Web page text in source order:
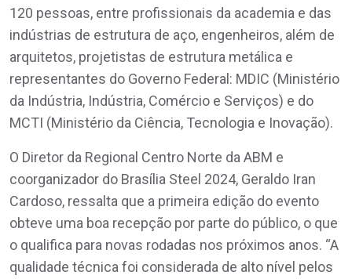
120 pessoas, entre profissionais da academia e das
indústrias de estrutura de aço, engenheiros, além de
arquitetos, projetistas de estrutura metálica e
representantes do Governo Federal: MDIC (Ministério
da Indústria, Indústria, Comércio e Serviços) e do
MCTI (Ministério da Ciência, Tecnologia e Inovação).
O Diretor da Regional Centro Norte da ABM e
coorganizador do Brasília Steel 2024, Geraldo Iran
Cardoso, ressalta que a primeira edição do evento
obteve uma boa recepção por parte do público, o que
o qualifica para novas rodadas nos próximos anos. “A
qualidade técnica foi considerada de alto nível pelos